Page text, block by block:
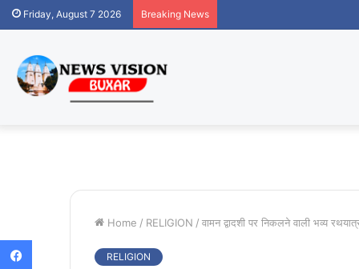
Friday, August 7 2026 Breaking News
Home / RELIGION / वामन द्वादशी पर निकलने वाली भव्य
RELIGION